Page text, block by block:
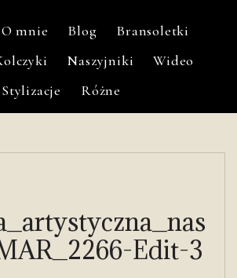
O mnie Blog
Bransoletki
Naszyjniki
Wideo
Stylizacje
Różne
Edit-3